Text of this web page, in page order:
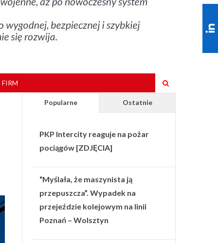
Popularne Ostatnie
PKP Intercity reaguje na pożar
pociągów [ZDJĘCIA]
“Myślała, że maszynista ją
przepuszcza”. Wypadek na
przejeździe kolejowym na linii
Poznań – Wolsztyn